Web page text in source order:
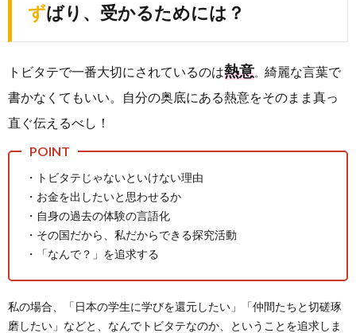
ずばり、受かるためには？
トビタテで一番大切にされているのは熱意。 綺麗な言葉で
書かなくてもいい。自分の奥底にある熱意をそのまま真っ
直ぐ伝えるべし！
・トビタテじゃないといけない理由
・お金を出したいと思わせるか
・自身の過去の体験の言語化
・その国だから、私だからできる探究活動
・「なんで？」を追求する
私の場合、「日本の学生に学びを還元したい」「仲間たちと切磋琢
磨したい」などと、なんでトビタテなのか、ということを追求しま